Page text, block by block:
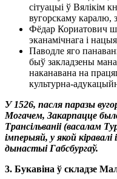
сітуацыі ў Вялікім
вугорскаму каралю,
Фёдар Кориатович
эканамічнага і
Паводле яго
быў закладзены
наканавана на
культурна-
У 1526, пасля паразы
Могачем, Закарпацце
Трансільваніі (васалам
імперыяй, у якой
дынастыі Габсбургаў.
3. Букавіна ў складзе